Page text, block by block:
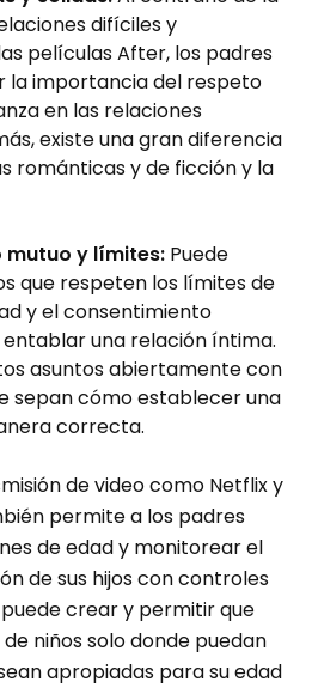
difíciles y
películas After, los padres
la importancia del respeto
en las relaciones
existe una gran diferencia
románticas y de ficción y la
mutuo y límites: Puede
que respeten los límites de
y el consentimiento
una relación íntima.
asuntos abiertamente con
sepan cómo establecer una
correcta.
de video como Netflix y
permite a los padres
de edad y monitorear el
de sus hijos con controles
crear y permitir que
niños solo donde puedan
apropiadas para su edad